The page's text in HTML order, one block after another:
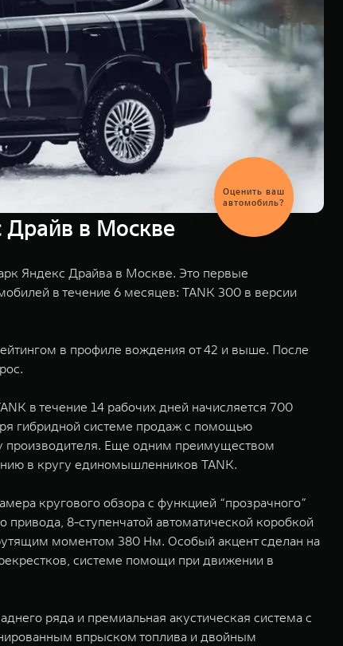
Драйв в Москве
Яндекс Драйва в Москве. Это первые
в течение 6 месяцев: TANK 300 в версии
в профиле вождения от 42 и выше. После
в течение 14 рабочих дней начисляется 700
гибридной системе продаж с помощью
производителя. Еще одним преимуществом
в кругу единомышленников TANK.
кругового обзора с функцией “прозрачного”
8-ступенчатой автоматической коробкой
моментом 380 Нм. Особый акцент сделан на
системе помощи при движении в
ряда и премиальная акустическая система c
впрыском топлива и двойным